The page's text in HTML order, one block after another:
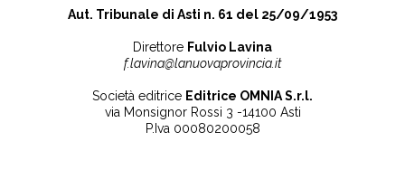
Aut. Tribunale di Asti n. 61 del 25/09/1953
Direttore Fulvio Lavina
f.lavina@lanuovaprovincia.it
Società editrice Editrice OMNIA S.r.l.
via Monsignor Rossi 3 -14100 Asti
P.Iva 00080200058